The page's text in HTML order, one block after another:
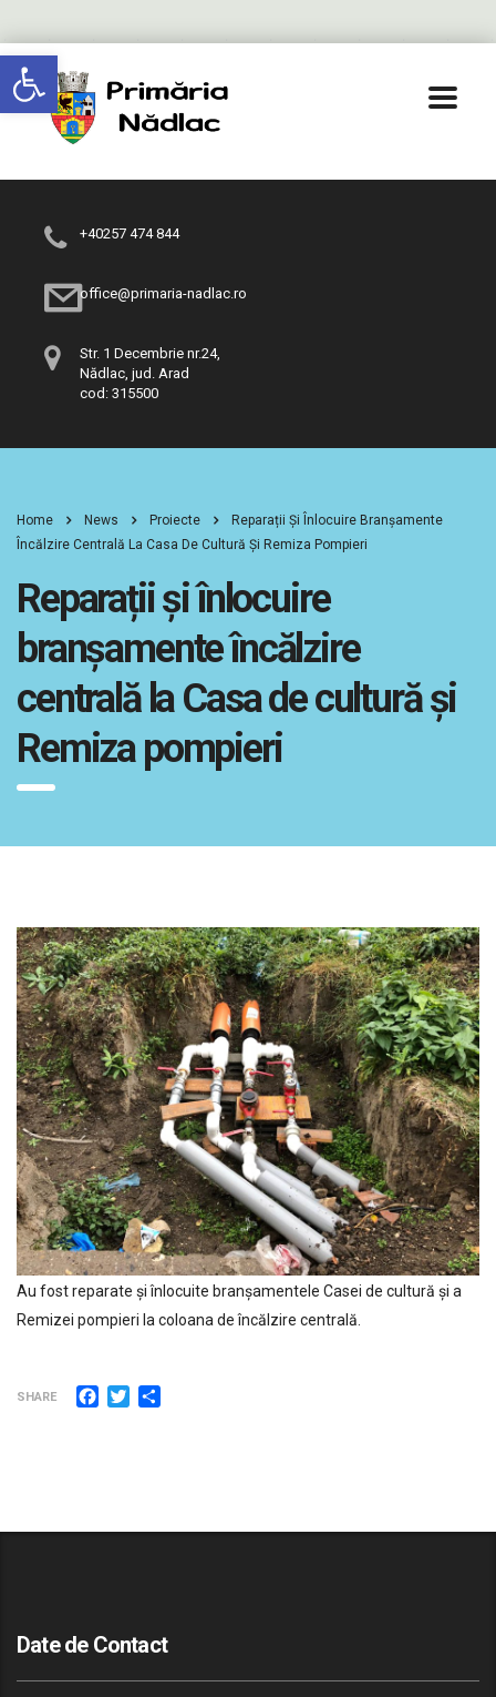
Deschide bara de unelte
+40257 474 844
office@primaria-nadlac.ro
Str. 1 Decembrie nr.24,
Nădlac, jud. Arad
cod: 315500
Home News Proiecte
Reparații Și Înlocuire Branșamente
Încălzire Centrală La Casa De Cultură Și Remiza Pompieri
Reparații și înlocuire
branșamente încălzire
centrală la Casa de cultură și
Remiza pompieri
Au fost reparate și înlocuite branșamentele Casei de cultură și a
Remizei pompieri la coloana de încălzire centrală.
SHARE Facebook
Twitter
Date de Contact